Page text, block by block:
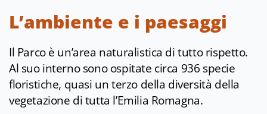
L’ambiente e i paesaggi
Il Parco è un’area naturalistica di tutto rispetto.
Al suo interno sono ospitate circa 936 specie
floristiche, quasi un terzo della diversità della
vegetazione di tutta l’Emilia Romagna.